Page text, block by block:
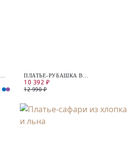
ПЛАТЬЕ-РУБАШКА В
РАЗНОЦВЕТНУЮ ПОЛОСКУ
10 392 ₽
12 990 ₽